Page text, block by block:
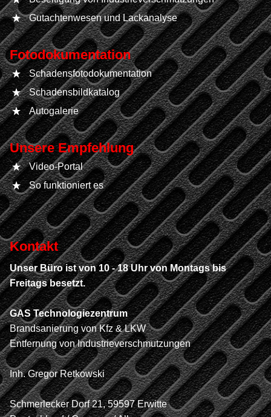
Gutachtenwesen und Lackanalyse
Fotodokumentation
Schadensfotodokumentation
Schadensbildkatalog
Autogalerie
Unsere Empfehlung
Video-Portal
So funktioniert es
Kontakt
Unser Büro ist von 10 - 18 Uhr von Montags bis
Freitags besetzt.
GAS Technologiezentrum
Brandsanierung von Kfz & LKW
Entfernung von Industrieverschmutzungen
Inh. Gregor Retkowski
Schmerlecker Dorf 21, 59597 Erwitte